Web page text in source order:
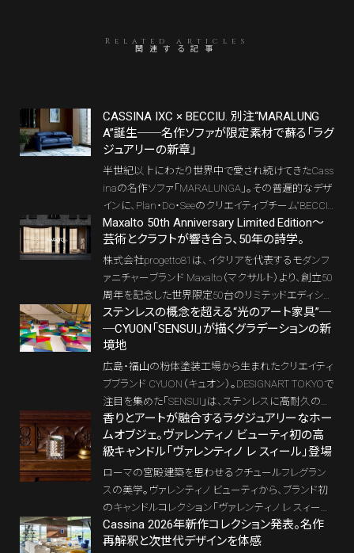
Related articles
関連する記事
CASSINA IXC × BECCIU. 別注“MARALUNG
A”誕生──名作ソファが限定素材で蘇る「ラグ
ジュアリーの新章」
半世紀以上にわたり世界中で愛され続けてきたCass
inaの名作ソファ「MARALUNGA」。その普遍的なデザ
インに、Plan・Do・Seeのクリエイティブチーム“BECCI
U.”の審美眼が新たな息吹を与える。 CASSINA IXC ×
BECCIU.によるリミテッドエディションは、廃番生地や
残革を再編成し、個性豊かな色彩と質感を纏った特
別なコレクションとして生まれ変わった。 今しか手に
入らない“別注のMARALUNGA”。その背景には、空間
づくりを極めてきた両社の哲学がある。
Maxalto 50th Anniversary Limited Edition～
芸術とクラフトが響き合う、50年の詩学。
株式会社progetto81は、イタリアを代表するモダンフ
ァニチャーブランド Maxalto（マクサルト）より、創立50
周年を記念した世界限定50台のリミテッドエディショ
ン「Lilum 50」「Pathos 50」を発表した。展示販売は 2
025年10月31日（金）-11月24日（月・祝）、Maxalto To
kyo（東京都港区南青山6-2-3 B1F）にて開催される。
ステンレスの概念を超える“光のアート家具”─
─CYUON「SENSUI」が描くグラデーションの新
境地
広島・福山の粉体塗装工場から生まれたクリエイティ
ブブランド CYUON（キュオン）。DESIGNART TOKYOで
注目を集めた「SENSUI」は、ステンレスに高耐久の粉
体塗装を施し、光の角度で色が変わる唯一無二のア
ートスツール。瀬戸内の自然を映す多層的なグラデ
ーションは、インテリアにも建築にも新たな表現をも
たらす。
香りとアートが融合するラグジュアリーなホー
ムオブジェ。ヴァレンティノ ビューティ初の高
級キャンドル「ヴァレンティノ レ スィール」登場
ローマの宮殿建築を思わせるクチュールフレグラン
スの美学。ヴァレンティノ ビューティから、ブランド初
のキャンドルコレクション「ヴァレンティノ レ スィー
ル」が誕生する。第一作となる「ヴァレンティノ スィー
ル バロック」は、シチリアのエメラルド色の風景を映し
Cassina 2026年新作コレクション発表。名作
再解釈と次世代デザインを体感